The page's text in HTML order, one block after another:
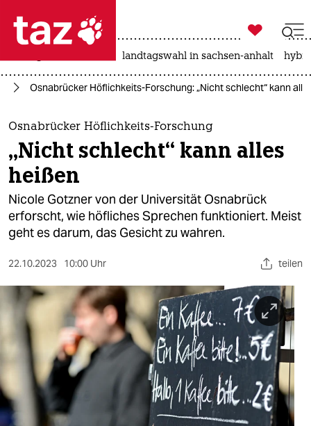
 taz zahl ich
taz zahl ich
themen
politik
öko
gesellschaft
sport
berlin
nord
wahrheit
verlag

taz zahl ich
landtagswahl in sachsen-anhalt
Osnabrücker Höflichkeits-Forschung: „Nicht schlecht“ kann
Osnabrücker Höflichkeits-Forschung
„Nicht schlecht“ kann alles
heißen
Nicole Gotzner von der Universität Osnabrück
erforscht, wie höfliches Sprechen funktioniert. Meist
geht es darum, das Gesicht zu wahren.
22.10.2023 10:00 Uhr teilen